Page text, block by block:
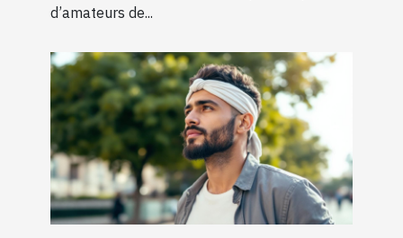
d’amateurs de...